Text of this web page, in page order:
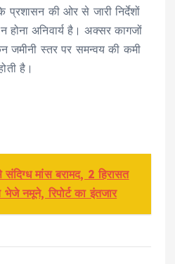
प्रशासन की ओर से जारी निर्देशों
अनिवार्य है। अक्सर कागजों
जमीनी स्तर पर समन्वय की कमी
है।
मांस बरामद, 2 हिरासत
नमूने, रिपोर्ट का इंतजार